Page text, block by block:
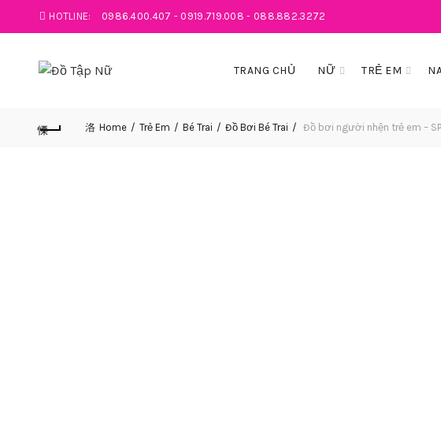
HOTLINE: 0986.400.407 - 0919.719.008 - 088.882.3272
TRANG CHỦ NỮ TRẺ EM
Home Trẻ Em Bé Trai Đồ Bơi Bé Trai Đồ bơi người nhện trẻ em –